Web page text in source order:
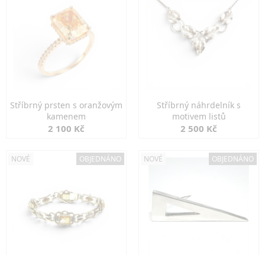
Stříbrný prsten s oranžovým
kamenem
2 100 Kč
Stříbrný náhrdelník s
motivem listů
2 500 Kč
NOVÉ OBJEDNÁNO NOVÉ OBJEDNÁNO